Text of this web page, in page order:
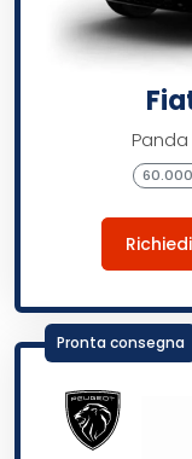
Panda
Pronta consegna